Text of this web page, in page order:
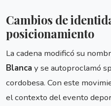
Cambios de
posicionamiento
La cadena modificó su
Blanca y se autoproclamó
cordobesa. Con este
el contexto del evento